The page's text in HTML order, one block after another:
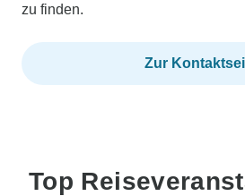
zu finden.
Zur
Top